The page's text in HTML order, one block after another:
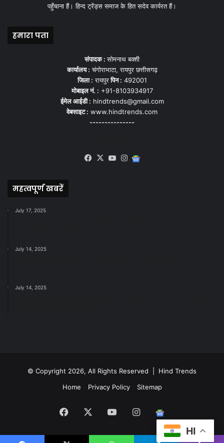
पहुँचाना हैं। हिन्द ट्रेंड्स समाज के हित सदेव कार्यरत हैं।
हमारा पता
संपादक :सोमनाथ बक्शी
कार्यालय : चंगोराभाटा, रायपुर छत्तीसगढ़
जिला : रायपुरपिन : 492001
मोबाइल नं. : +91-8103934917
ईमेल आईडी : hindtrends@gmail.com
वेबसाइट : www.hindtrends.com
---------------
Facebook
X YouTubeInstagram
महत्वपूर्ण खबरें
July 17, 2025
July 14, 2025
July 14, 2025
© Copyright 2026, All Rights Reserved | Hind Trends
Home
Privacy Policy Sitemap
Facebook YouTubeInstagram
News
HI